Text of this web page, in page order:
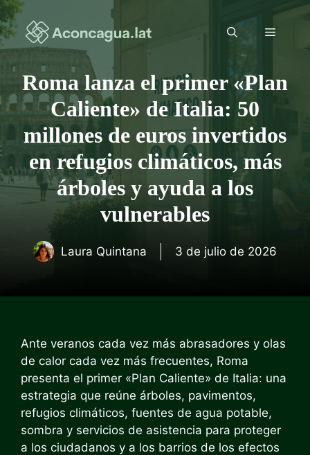
Saltar
al
contenido
Menú
Roma lanza el primer «Plan
Caliente» de Italia: 50
millones de euros invertidos
en refugios climáticos, más
árboles y ayuda a los
vulnerables
Laura Quintana 3 de julio de 2026
Ante veranos cada vez más abrasadores y olas
de calor cada vez más frecuentes, Roma
presenta el primer «Plan Caliente» de Italia: una
estrategia que reúne árboles, pavimentos,
refugios climáticos, fuentes de agua potable,
sombra y servicios de asistencia para proteger
a los ciudadanos y a los barrios de los efectos